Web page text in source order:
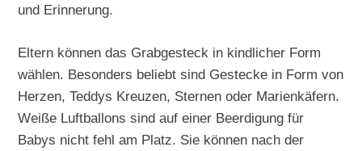
und Erinnerung.
Eltern können das Grabgesteck in kindlicher Form
wählen. Besonders beliebt sind Gestecke in Form von
Herzen, Teddys Kreuzen, Sternen oder Marienkäfern.
Weiße Luftballons sind auf einer Beerdigung für
Babys nicht fehl am Platz. Sie können nach der